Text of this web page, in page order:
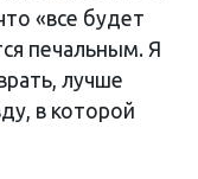
«все будет
печальным. Я
лучше
в которой